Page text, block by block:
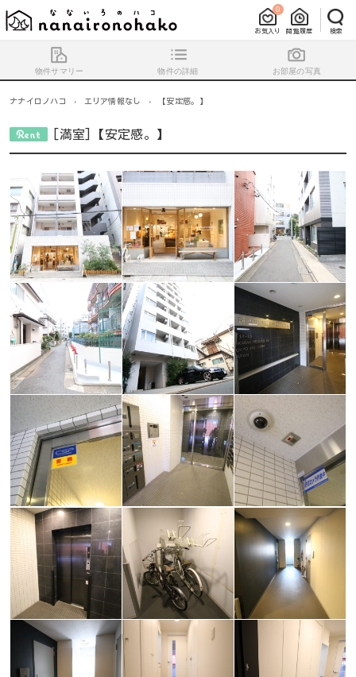
お気入り
0
閲覧履歴 検索
物件サマリー 物件の詳細 お部屋の写真
ナナイロノハコ › エリア情報なし › 【安定感。】
[満室]【安定感。】